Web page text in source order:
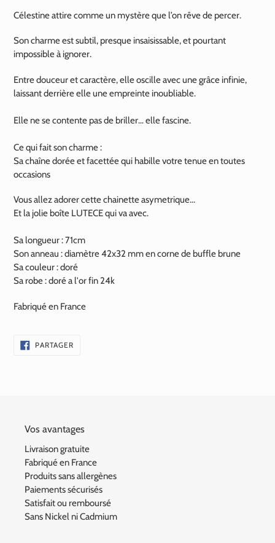
à
panier
Célestine attire comme un mystère que l’on rêve de percer.
Son charme est subtil, presque insaisissable, et pourtant
impossible à ignorer.
Entre douceur et caractère, elle oscille avec une grâce infinie,
laissant derrière elle une empreinte inoubliable.
Elle ne se contente pas de briller… elle fascine.
Ce qui fait son charme :
Sa chaîne dorée et facettée qui habille votre tenue en toutes
occasions
Vous allez adorer cette chainette asymetrique...
Et la jolie boîte LUTECE qui va avec.
Sa longueur : 71cm
Son anneau : diamètre 42x32 mm en corne de buffle brune
Sa couleur : doré
Sa robe : doré a l'or fin 24k
Fabriqué en France
PARTAGERPARTAGER
SUR
Vos avantages
Livraison gratuite
Fabriqué en France
Produits sans allergènes
Paiements sécurisés
Satisfait ou remboursé
Sans Nickel ni Cadmium